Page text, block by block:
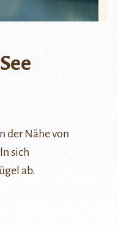
der Nähe von
sich
ab.